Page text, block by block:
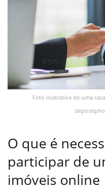
Foto ilustrativa de uma
O que é
participar de
imóveis online